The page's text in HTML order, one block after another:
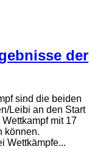
der
sind die beiden
Leibi an den Start
mit 17
können.
Wettkämpfe...